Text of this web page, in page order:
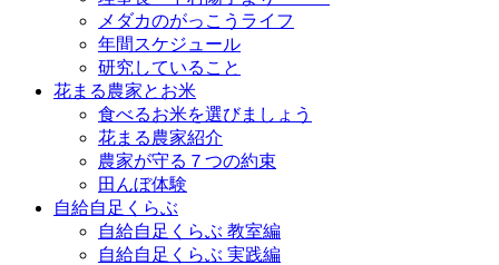
メダカのがっこうライフ
年間スケジュール
研究していること
花まる農家とお米
食べるお米を選びましょう
花まる農家紹介
農家が守る７つの約束
田んぼ体験
自給自足くらぶ
自給自足くらぶ 教室編
自給自足くらぶ 実践編